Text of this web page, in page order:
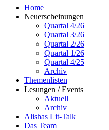
Home
Neuerscheinungen
Quartal 4/26
Quartal 3/26
Quartal 2/26
Quartal 1/26
Quartal 4/25
Archiv
Themenlisten
Lesungen / Events
Aktuell
Archiv
Alishas Lit-Talk
Das Team